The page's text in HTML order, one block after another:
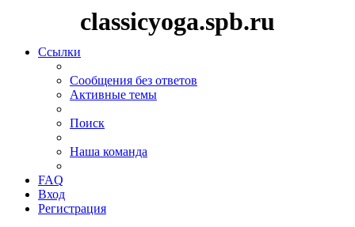
classicyoga.spb.ru
Ссылки
Сообщения без ответов
Активные темы
Поиск
Наша команда
FAQ
Вход
Регистрация